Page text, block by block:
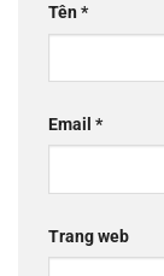
Tên*
Email *
Trang web